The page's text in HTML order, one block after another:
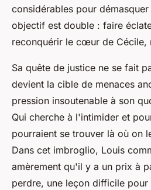
considérables pour
objectif est double : faire
reconquérir le cœur de Cécile,
Sa quête de justice ne se fait
devient la cible de menaces
pression insoutenable à son
Qui cherche à l'intimider et
pourraient se trouver là où on
Dans cet imbroglio, Louis
amèrement qu'il y a un prix à
perdre, une leçon difficile pour